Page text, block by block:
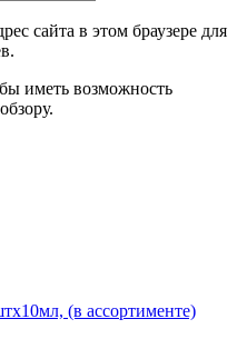
сайта в этом браузере для
иметь возможность